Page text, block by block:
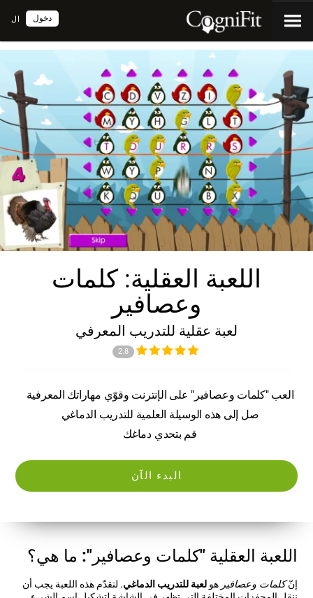
ال دخول
اللعبة العقلية: كلمات
وعصافير
لعبة عقلية للتدريب المعرفي
2.8
العب "كلمات وعصافير" على الإنترنت وقوّي مهاراتك المعرفية
صل إلى هذه الوسيلة العلمية للتدريب الدماغي
قم بتحدي دماغك
البدء الآن
اللعبة العقلية "كلمات وعصافير": ما هي؟
إنّكلمات وعصافير هولعبة للتدريب الدماغي. لتقدّم هذه اللعبة يجب أن